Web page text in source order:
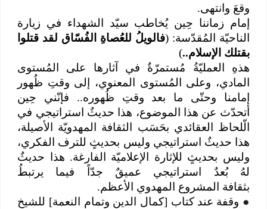
وقعَ وانتهى.
إمام زماننا حِين يُخاطب سيّد الشهداء في زيارة
الناحيّة المُقدّسة: ( فالويلُ للعُصاةِ الفُسّاق لقد قتلوا
بقتلك الإسلام..)
هذهِ العمليّةُ مُستمرّةٌ في آثارها على المُستوى
المادي، وعلى المُستوى المعنوي، إلى وقتِ ظُهور
إمامنا وحتّى ما بعد وقتِ ظُهوره.. فإنّني حِين
أتحدّث عن هذا الموضوع، هذا حديثٌ استراتيجي في
الّلحاظ العقائدي بحَسَب الثقافة المهدويّة الأصيلة،
هذا حديثٌ استراتيجي وليس بحديثٍ للترف الفكري،
وليس بحديثٍ للإثارة الإعلاميّة الفارغة. هذا حديثٌ
لهُ بُعدٌ استراتيجي عميقٌ جدّاً فيما يرتبطُ
بثقافة المشروع المهدوي الأعظم.
● وقفة عند كتاب [كمال الدين وتمام النعمة] للشيخ